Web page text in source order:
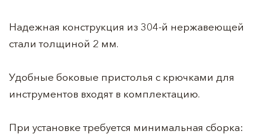
Надежная конструкция из 304-й нержавеющей
стали толщиной 2 мм.
Удобные боковые пристолья c крючками для
инструментов входят в комплектацию.
При установке требуется минимальная сборка: